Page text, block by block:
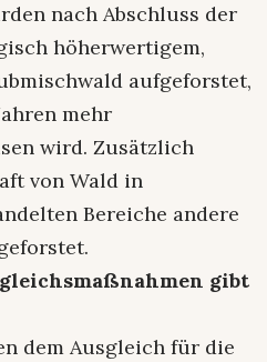
nach Abschluss der
höherwertigem,
aufgeforstet,
mehr
wird. Zusätzlich
von Wald in
Bereiche andere
gibt
dem Ausgleich für die